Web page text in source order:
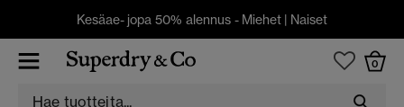
Kesäae- jopa 50% alennus - Miehet | Naiset
0